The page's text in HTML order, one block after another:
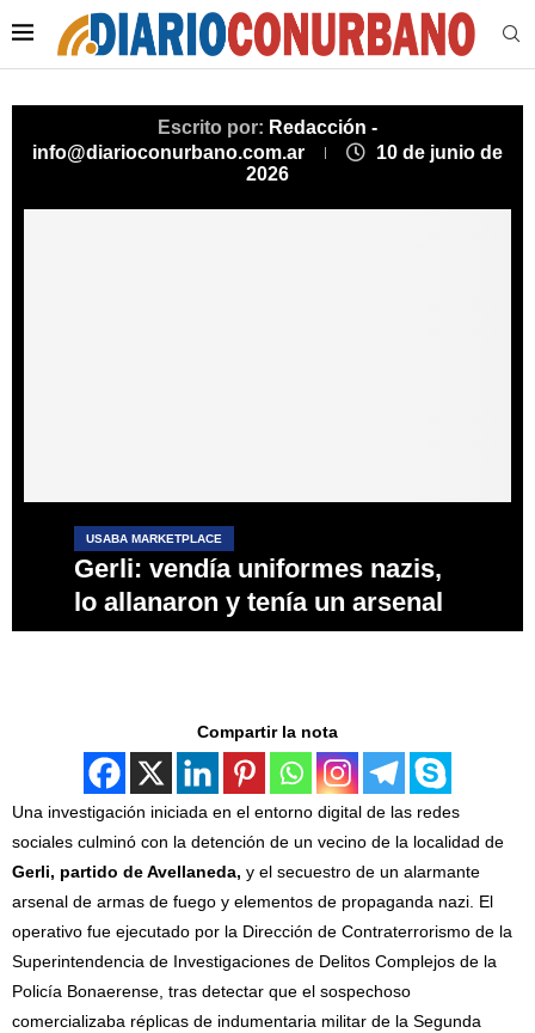
Escrito por: Redacción -
info@diarioconurbano.com.ar
10 de junio de
2026
USABA MARKETPLACE
Gerli: vendía uniformes nazis,
lo allanaron y tenía un arsenal
Compartir la nota
Una investigación iniciada en el entorno digital de las redes
sociales culminó con la detención de un vecino de la localidad de
Gerli, partido de Avellaneda, y el secuestro de un alarmante
arsenal de armas de fuego y elementos de propaganda nazi. El
operativo fue ejecutado por la Dirección de Contraterrorismo de la
Superintendencia de Investigaciones de Delitos Complejos de la
Policía Bonaerense, tras detectar que el sospechoso
comercializaba réplicas de indumentaria militar de la Segunda